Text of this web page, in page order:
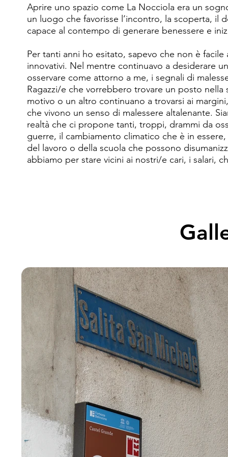
Aprire uno spazio come La Nocciola era un
un luogo che favorisse l’incontro, la scoperta, il
capace al contempo di generare benessere e
Per tanti anni ho esitato, sapevo che non è
innovativi. Nel mentre continuavo a desiderare
osservare come attorno a me, i segnali di
Ragazzi/e che vorrebbero trovare un posto nella
motivo o un altro continuano a trovarsi ai
che vivono un senso di malessere altalenante.
realtà che ci propone tanti, troppi, drammi da
guerre, il cambiamento climatico che è in
del lavoro o della scuola che possono
abbiamo per stare vicini ai nostri/e cari, i salari,
diverso che cresce, al quale in tanti/e
possibilità che questa venisse capita e accolta,
sogno in realtà. Per dar forma al desiderio sono
Nocciola, all'idea di un mondo diverso e ho
garanzia limitata, di muovermi in autonomia,
uscire dal circolo attuale è anche di
bisogno.
Voglio credere che se ci fermiamo a riflettere
spendere non per oggetti che non ci sono
prospettiva al nostro tempo. La Nocciola
trascorrere momenti di qualità, dotati di senso,
spazio che è frutto di entusiasmo e solidarietà,
vincolato ad un'urgenza utopica, che si sostiene
sua offerta, attraverso chi sceglie di investire
che offre.
Monya Abdel Aziz, responsabile La Nocciola,